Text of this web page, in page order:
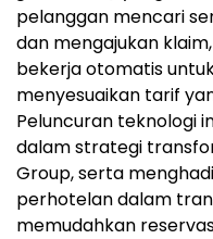
pelanggan mencari
dan mengajukan
bekerja otomatis
menyesuaikan tarif
Peluncuran teknologi
dalam strategi
Group, serta
perhotelan dalam
memudahkan